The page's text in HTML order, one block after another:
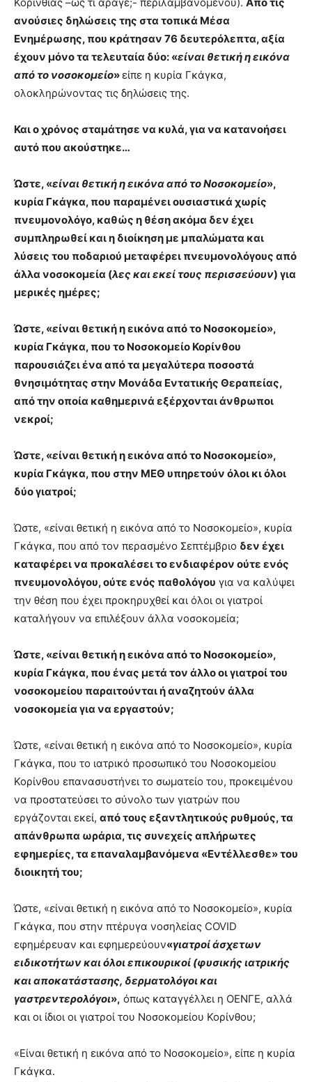
ανούσιες δηλώσεις της στα τοπικά Μέσα
Ενημέρωσης, που κράτησαν 76 δευτερόλεπτα, αξία
έχουν μόνο τα τελευταία δύο: «είναι θετική η εικόνα
από το νοσοκομείο»είπε η κυρία Γκάγκα,
ολοκληρώνοντας τις δηλώσεις της.
Και ο χρόνος σταμάτησε να κυλά, για να κατανοήσει
αυτό που ακούστηκε…
Ώστε, «είναι θετική η εικόνα από το Νοσοκομείο»,
κυρία Γκάγκα, που παραμένει ουσιαστικά χωρίς
πνευμονολόγο, καθώς η θέση ακόμα δεν έχει
συμπληρωθεί και η διοίκηση με μπαλώματα και
λύσεις του ποδαριού μεταφέρει πνευμονολόγους από
άλλα νοσοκομεία (λες και εκεί τους περισσεύουν) για
μερικές ημέρες;
Ώστε, «είναι θετική η εικόνα από το Νοσοκομείο»,
κυρία Γκάγκα, που το Νοσοκομείο Κορίνθου
παρουσιάζει ένα από τα μεγαλύτερα ποσοστά
θνησιμότητας στην Μονάδα Εντατικής Θεραπείας,
από την οποία καθημερινά εξέρχονται άνθρωποι
νεκροί;
Ώστε, «είναι θετική η εικόνα από το Νοσοκομείο»,
κυρία Γκάγκα, που στην ΜΕΘ υπηρετούν όλοι κι όλοι
δύο γιατροί;
Ώστε, «είναι θετική η εικόνα από το Νοσοκομείο», κυρία
Γκάγκα, που από τον περασμένο Σεπτέμβριο δεν έχει
καταφέρει να προκαλέσει το ενδιαφέρον ούτε ενός
πνευμονολόγου, ούτε ενός παθολόγου για να καλύψει
την θέση που έχει προκηρυχθεί και όλοι οι γιατροί
καταλήγουν να επιλέξουν άλλα νοσοκομεία;
Ώστε, «είναι θετική η εικόνα από το Νοσοκομείο»,
κυρία Γκάγκα, που ένας μετά τον άλλο οι γιατροί του
νοσοκομείου παραιτούνται ή αναζητούν άλλα
νοσοκομεία για να εργαστούν;
Ώστε, «είναι θετική η εικόνα από το Νοσοκομείο», κυρία
Γκάγκα, που το ιατρικό προσωπικό του Νοσοκομείου
Κορίνθου επανασυστήνει το σωματείο του, προκειμένου
να προστατεύσει το σύνολο των γιατρών που
εργάζονται εκεί, από τους εξαντλητικούς ρυθμούς, τα
απάνθρωπα ωράρια, τις συνεχείς απλήρωτες
εφημερίες, τα επαναλαμβανόμενα «Εντέλλεσθε» του
διοικητή του;
Ώστε, «είναι θετική η εικόνα από το Νοσοκομείο», κυρία
Γκάγκα, που στην πτέρυγα νοσηλείας COVID
εφημέρευαν και εφημερεύουν«γιατροί άσχετων
ειδικοτήτων και όλοι επικουρικοί (φυσικής ιατρικής
και αποκατάστασης, δερματολόγοι και
γαστρεντερολόγοι», όπως καταγγέλλει η ΟΕΝΓΕ, αλλά
και οι ίδιοι οι γιατροί του Νοσοκομείου Κορίνθου;
«Είναι θετική η εικόνα από το Νοσοκομείο», είπε η κυρία
Γκάγκα.